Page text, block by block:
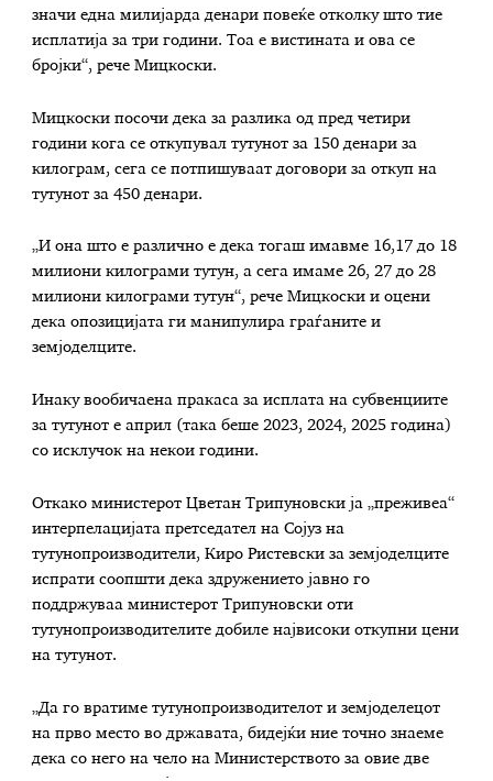
значи една милијарда денари повеќе отколку што тие
исплатија за три години. Тоа е вистината и ова се
бројки“, рече Мицкоски.
Мицкоски посочи дека за разлика од пред четири
години кога се откупувал тутунот за 150 денари за
килограм, сега се потпишуваат договори за откуп на
тутунот за 450 денари.
„И она што е различно е дека тогаш имавме 16,17 до 18
милиони килограми тутун, а сега имаме 26, 27 до 28
милиони килограми тутун“, рече Мицкоски и оцени
дека опозицијата ги манипулира граѓаните и
земјоделците.
Инаку вообичаена пракаса за исплата на субвенциите
за тутунот е април (така беше 2023, 2024, 2025 година)
со исклучок на некои години.
Откако министерот Цветан Трипуновски ја „преживеа“
интерпелацијата претседател на Сојуз на
тутунопроизводители, Киро Ристевски за земјоделците
испрати соопшти дека здружението јавно го
поддржуваа министерот Трипуновски оти
тутунопроизводителите добиле највисоки откупни цени
на тутунот.
„Да го вратиме тутунопроизводителот и земјоделецот
на прво место во државата, бидејќи ние точно знаеме
дека со него на чело на Министерството за овие две